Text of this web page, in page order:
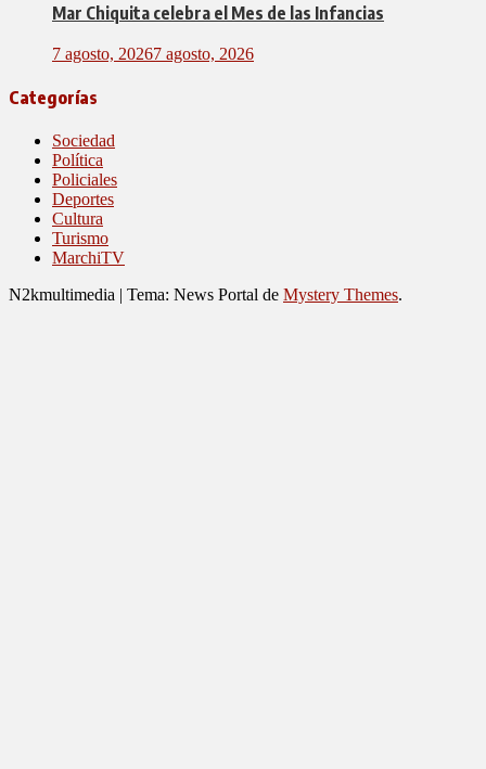
Mar Chiquita celebra el Mes de las Infancias
7 agosto, 20267 agosto, 2026
Categorías
Sociedad
Política
Policiales
Deportes
Cultura
Turismo
MarchiTV
N2kmultimedia | Tema: News Portal de Mystery Themes.